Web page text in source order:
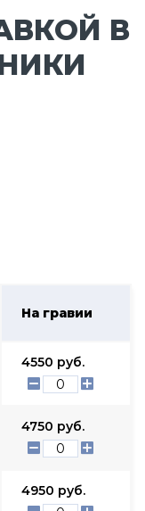
В
На гравии
4550 руб.
4750 руб.
4950 руб.